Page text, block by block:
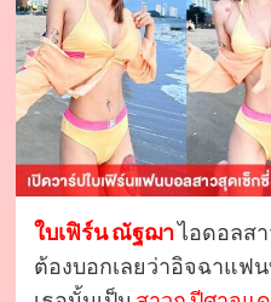
ใบเฟิร์น ณัฐฌาไอดอลส
ต้องบอกเลยว่าอิจฉาแฟ